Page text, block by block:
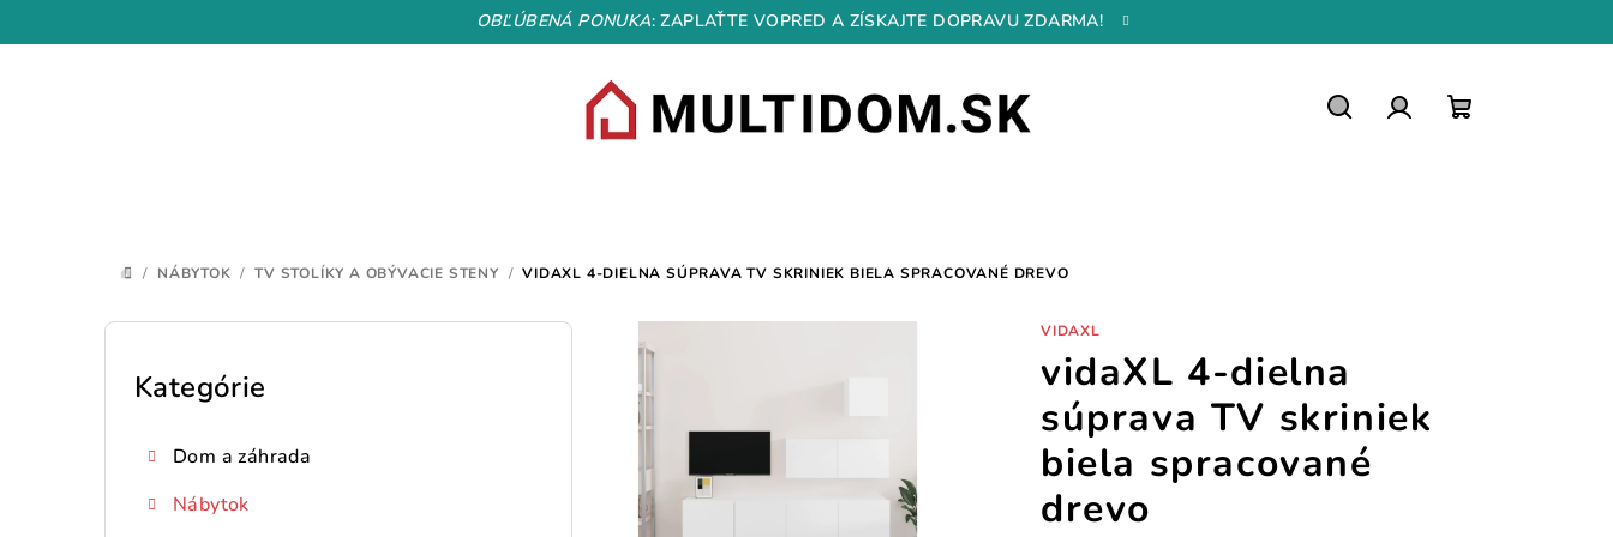
na
OBĽÚBENÁ PONUKA: ZAPLAŤTE VOPRED A ZÍSKAJTE DOPRAVU ZDARMA!
DOMOV
/ NÁBYTOK / TV STOLÍKY A OBÝVACIE STENY / VIDAXL 4-DIELNA SÚPRAVA TV SKRINIEK BIELA SPRACOVANÉ DREVO
B
Preskočiť
Kategórie
Dom a záhrada
Nábytok
VIDAXL
vidaXL 4-dielna
súprava TV skriniek
biela spracované
drevo